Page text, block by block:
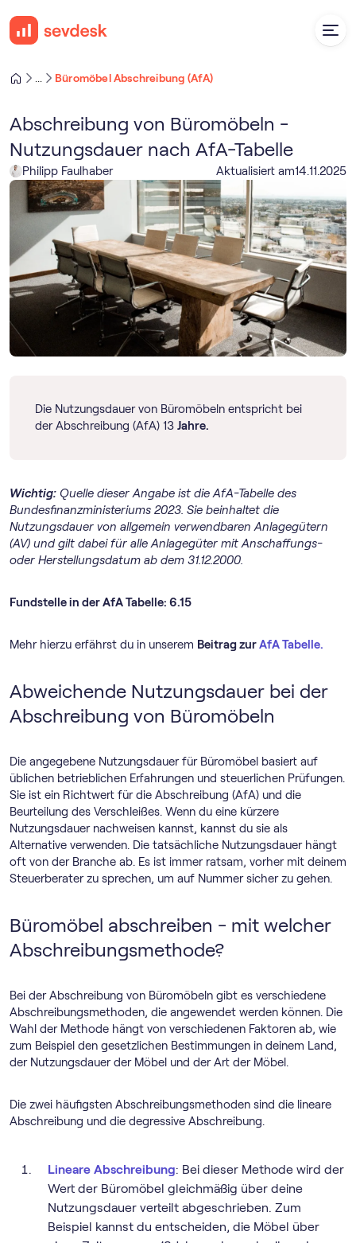
Büromöbel Abschreibung (AfA)
Abschreibung von Büromöbeln -
Nutzungsdauer nach AfA-Tabelle
Philipp Faulhaber Aktualisiert am14.11.2025
Die Nutzungsdauer von Büromöbeln entspricht bei
der Abschreibung (AfA) 13 Jahre.
Wichtig: Quelle dieser Angabe ist die AfA-Tabelle des
Bundesfinanzministeriums 2023. Sie beinhaltet die
Nutzungsdauer von allgemein verwendbaren Anlagegütern
(AV) und gilt dabei für alle Anlagegüter mit Anschaffungs-
oder Herstellungsdatum ab dem 31.12.2000.
Fundstelle in der AfA Tabelle: 6.15
Mehr hierzu erfährst du in unserem Beitrag zurAfA Tabelle.
Abweichende Nutzungsdauer bei der
Abschreibung von Büromöbeln
Die angegebene Nutzungsdauer für Büromöbel basiert auf
üblichen betrieblichen Erfahrungen und steuerlichen Prüfungen.
Sie ist ein Richtwert für die Abschreibung (AfA) und die
Beurteilung des Verschleißes. Wenn du eine kürzere
Nutzungsdauer nachweisen kannst, kannst du sie als
Alternative verwenden. Die tatsächliche Nutzungsdauer hängt
oft von der Branche ab. Es ist immer ratsam, vorher mit deinem
Steuerberater zu sprechen, um auf Nummer sicher zu gehen.
Büromöbel abschreiben - mit welcher
Abschreibungsmethode?
Bei der Abschreibung von Büromöbeln gibt es verschiedene
Abschreibungsmethoden, die angewendet werden können. Die
Wahl der Methode hängt von verschiedenen Faktoren ab, wie
zum Beispiel den gesetzlichen Bestimmungen in deinem Land,
der Nutzungsdauer der Möbel und der Art der Möbel.
Die zwei häufigsten Abschreibungsmethoden sind die lineare
Abschreibung und die degressive Abschreibung.
Lineare Abschreibung: Bei dieser Methode wird der
Wert der Büromöbel gleichmäßig über deine
Nutzungsdauer verteilt abgeschrieben. Zum
Beispiel kannst du entscheiden, die Möbel über